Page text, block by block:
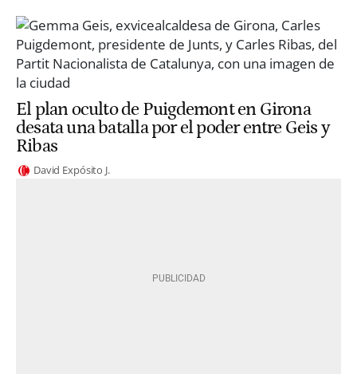
El plan oculto de Puigdemont en Girona
desata una batalla por el poder entre Geis y
Ribas
David Expósito J.